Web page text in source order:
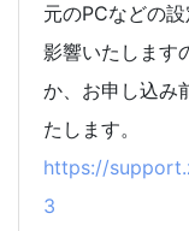
元のPCなどの
影響いたします
か、お申し込み
たします。
https://
3